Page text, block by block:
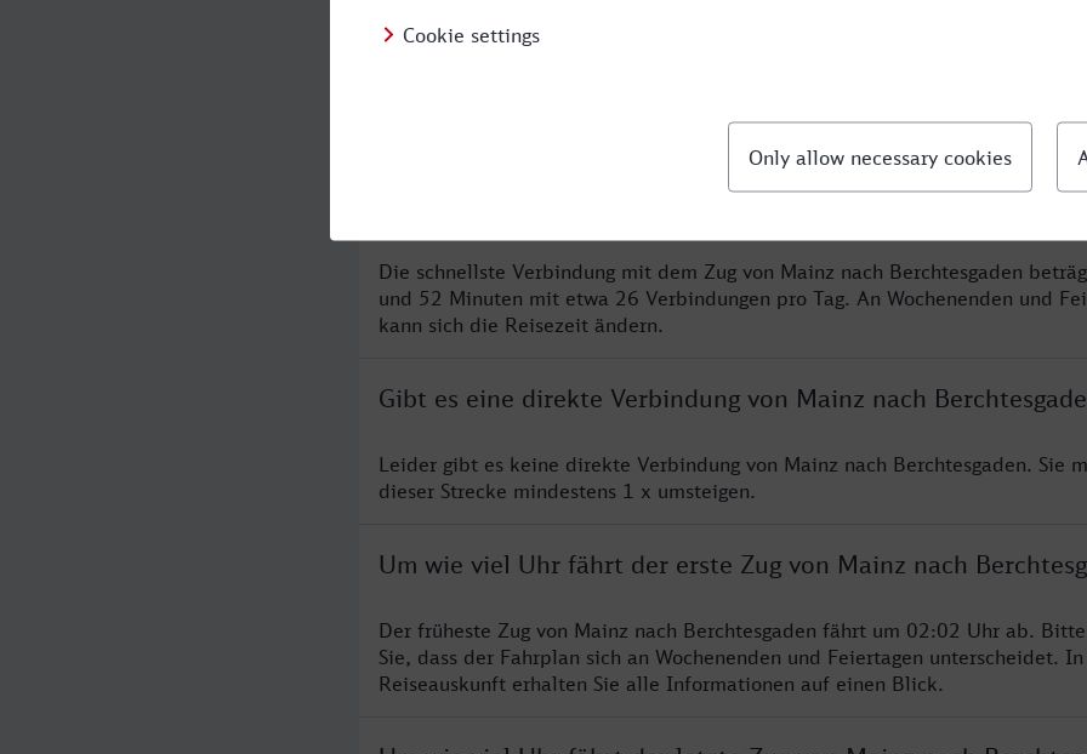
Die schnellste Verbindung mit dem Zug von Mainz nach Berchtesgaden
und 52 Minuten mit etwa 26 Verbindungen pro Tag. An Wochenenden und
kann sich die Reisezeit ändern.
Gibt es eine direkte Verbindung von Mainz nach
Leider gibt es keine direkte Verbindung von Mainz nach Berchtesgaden. Sie
dieser Strecke mindestens 1 x umsteigen.
Um wie viel Uhr fährt der erste Zug von Mainz nach
Der früheste Zug von Mainz nach Berchtesgaden fährt um 02:02 Uhr ab.
Sie, dass der Fahrplan sich an Wochenenden und Feiertagen unterscheidet.
Reiseauskunft erhalten Sie alle Informationen auf einen Blick.